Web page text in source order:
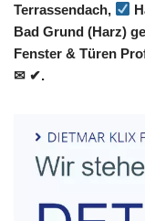
Terrassendach,
Bad Grund (Harz)
Fenster & Türen
✉ ✔.